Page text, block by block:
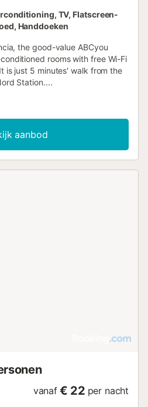
TV, Flatscreen-
Handdoeken
the good-value ABCyou
rooms with free Wi-Fi
is just 5 minutes' walk from the
Station....
aanbod
vanaf € 22 per nacht